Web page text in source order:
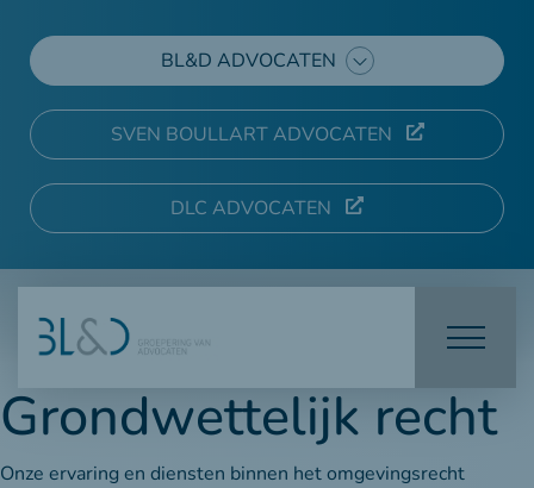
BL&D ADVOCATEN
SVEN BOULLART ADVOCATEN
DLC ADVOCATEN
Grondwettelijk recht
Onze ervaring en diensten binnen het omgevingsrecht